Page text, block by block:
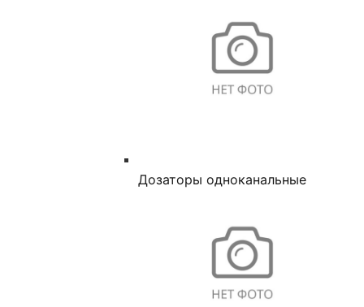
Дозаторы одноканальные